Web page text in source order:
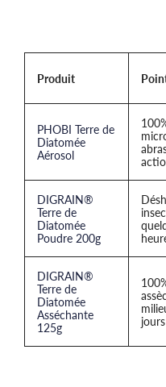
Produit
PHOBI Terre de
Diatomée
Aérosol
DIGRAIN®
Terre de
Diatomée
Poudre 200g
DIGRAIN®
Terre de
Diatomée
Asséchante
125g
jours